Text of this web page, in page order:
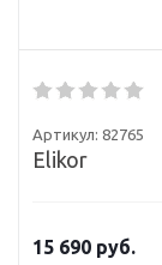
Артикул: 82765
Elikor
15 690 руб.